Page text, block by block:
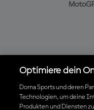
Optimiere dein
Dorna Sports und deren
Technologien, um deine
Produkten und Diensten